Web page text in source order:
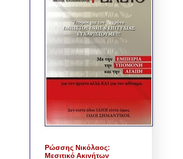
Ρώσσης Νικόλαος:
Μεσιτικό Ακινήτων